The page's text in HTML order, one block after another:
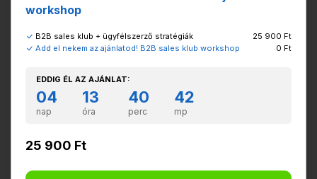
workshop
B2B sales klub + ügyfélszerző stratégiák
25 900 Ft
Add el nekem az ajánlatod! B2B sales klub workshop
0 Ft
EDDIG ÉL AZ AJÁNLAT:
04 13 40 42
nap óra perc mp
25 900 Ft